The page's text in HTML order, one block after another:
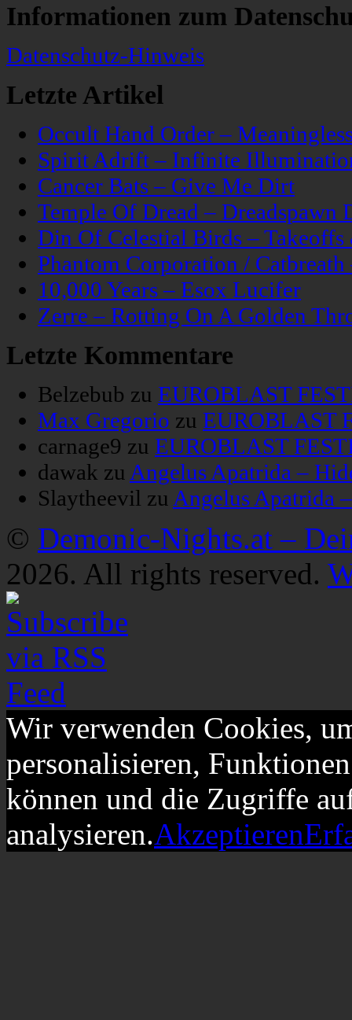
Informationen zum
Datenschutz-Hinweis
Letzte Artikel
Occult Hand Order –
Spirit Adrift – Infinite
Cancer Bats – Give Me Dirt
Temple Of Dread – Dreadspawn
Din Of Celestial Birds –
Phantom Corporation /
10,000 Years – Esox Lucifer
Zerre – Rotting On A Golden
Letzte Kommentare
Belzebub zu EUROBLAST
Max Gregorio zu EUROBLAST
carnage9 zu EUROBLAST
dawak zu Angelus Apatrida –
Slaytheevil zu Angelus Apatrida
© Demonic-Nights.at –
2026. All rights reserved.
Wir verwenden Cookies,
personalisieren,
können und die Zugriffe
analysieren.Akzeptieren